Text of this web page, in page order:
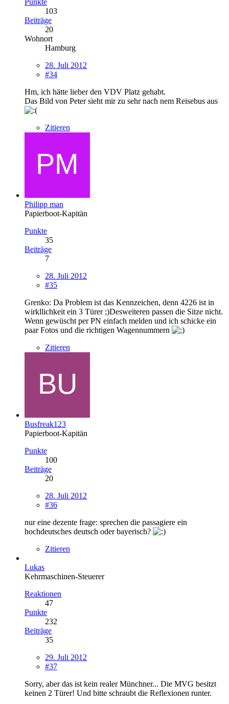
103
Beiträge
20
Wohnort
Hamburg
28. Juli 2012
#34
Hm, ich hätte lieber den VDV Platz gehabt.
Das Bild von Peter sieht mir zu sehr nach nem Reisebus aus
Zitieren
Philipp man
Papierboot-Kapitän
Punkte
35
Beiträge
7
28. Juli 2012
#35
Grenko: Da Problem ist das Kennzeichen, denn 4226 ist in
wirkllichkeit ein 3 Türer ;)Desweiteren passen die Sitze nicht.
Wenn gewüscht per PN einfach melden und ich schicke ein
paar Fotos und die richtigen Wagennummern
Zitieren
Busfreak123
Papierboot-Kapitän
Punkte
100
Beiträge
20
28. Juli 2012
#36
nur eine dezente frage: sprechen die passagiere ein
hochdeutsches deutsch oder bayerisch?
Zitieren
Lukas
Kehrmaschinen-Steuerer
Reaktionen
47
Punkte
232
Beiträge
35
29. Juli 2012
#37
Sorry, aber das ist kein realer Münchner... Die MVG besitzt
keinen 2 Türer! Und bitte schraubt die Reflexionen runter.